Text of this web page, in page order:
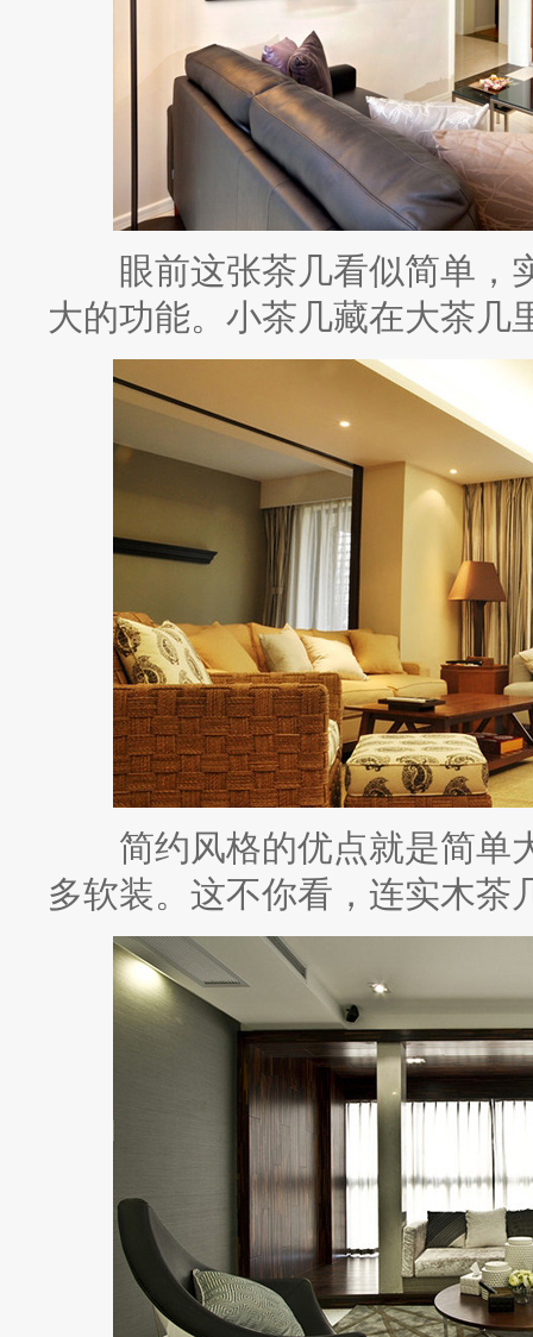
眼前这张茶几看似简单，
大的功能。小茶几藏在大茶几
简约风格的优点就是简单
多软装。这不你看，连实木茶